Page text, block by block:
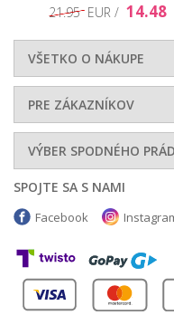
21.95 EUR / 14.48
VŠETKO O NÁKUPE
PRE ZÁKAZNÍKOV
VÝBER SPODNÉHO
SPOJTE SA S NAMI
Facebook